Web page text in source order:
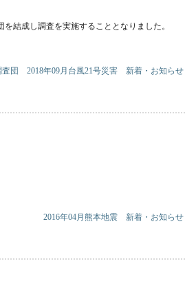
結成し調査を実施することとなりました。
新着・お知らせ
2018年09月台風21号災害
団
新着・お知らせ
2016年04月熊本地震